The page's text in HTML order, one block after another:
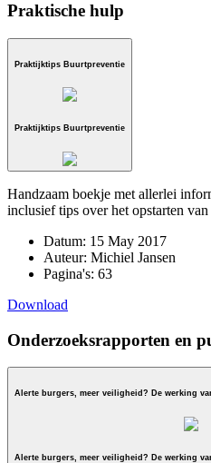
Praktische hulp
Praktijktips Buurtpreventie
Praktijktips Buurtpreventie
Handzaam boekje met allerlei
inclusief tips over het opstarten
Datum: 15 May 2017
Auteur: Michiel Jansen
Pagina's: 63
Download
Onderzoeksrapporten en
Alerte burgers, meer veiligheid? De werking
Alerte burgers, meer veiligheid? De werking